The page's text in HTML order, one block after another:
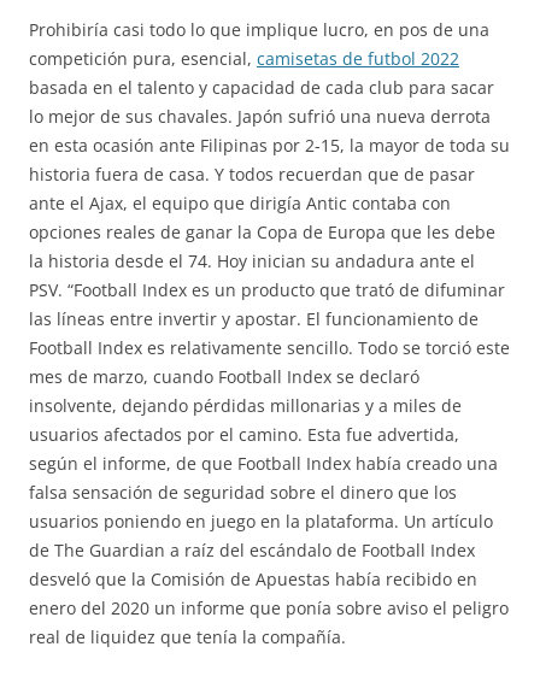
Prohibiría casi todo lo que implique lucro, en pos de una
competición pura, esencial, camisetas de futbol 2022
basada en el talento y capacidad de cada club para sacar
lo mejor de sus chavales. Japón sufrió una nueva derrota
en esta ocasión ante Filipinas por 2-15, la mayor de toda su
historia fuera de casa. Y todos recuerdan que de pasar
ante el Ajax, el equipo que dirigía Antic contaba con
opciones reales de ganar la Copa de Europa que les debe
la historia desde el 74. Hoy inician su andadura ante el
PSV. “Football Index es un producto que trató de difuminar
las líneas entre invertir y apostar. El funcionamiento de
Football Index es relativamente sencillo. Todo se torció este
mes de marzo, cuando Football Index se declaró
insolvente, dejando pérdidas millonarias y a miles de
usuarios afectados por el camino. Esta fue advertida,
según el informe, de que Football Index había creado una
falsa sensación de seguridad sobre el dinero que los
usuarios poniendo en juego en la plataforma. Un artículo
de The Guardian a raíz del escándalo de Football Index
desveló que la Comisión de Apuestas había recibido en
enero del 2020 un informe que ponía sobre aviso el peligro
real de liquidez que tenía la compañía.